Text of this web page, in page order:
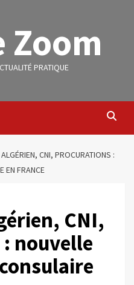
Zoom
PRATIQUE
CNI, PROCURATIONS :
EN FRANCE
CNI,
nouvelle